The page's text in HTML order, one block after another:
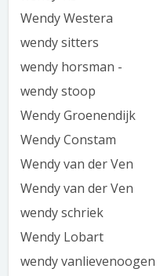
Wendy Westera
wendy sitters
wendy horsman -
wendy stoop
Wendy Groenendijk
Wendy Constam
Wendy van der Ven
Wendy van der Ven
wendy schriek
Wendy Lobart
wendy vanlievenoogen